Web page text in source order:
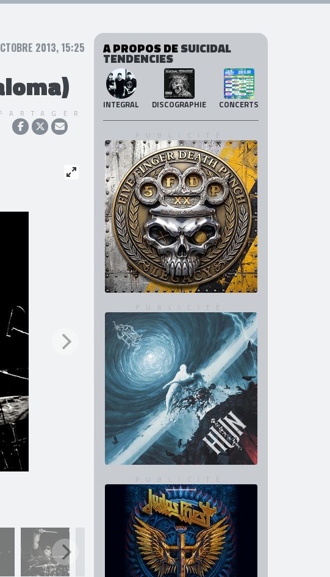
2013, 15:25 A PROPOS DESUICIDAL
TENDENCIES
INTEGRAL DISCOGRAPHIE CONCERTS